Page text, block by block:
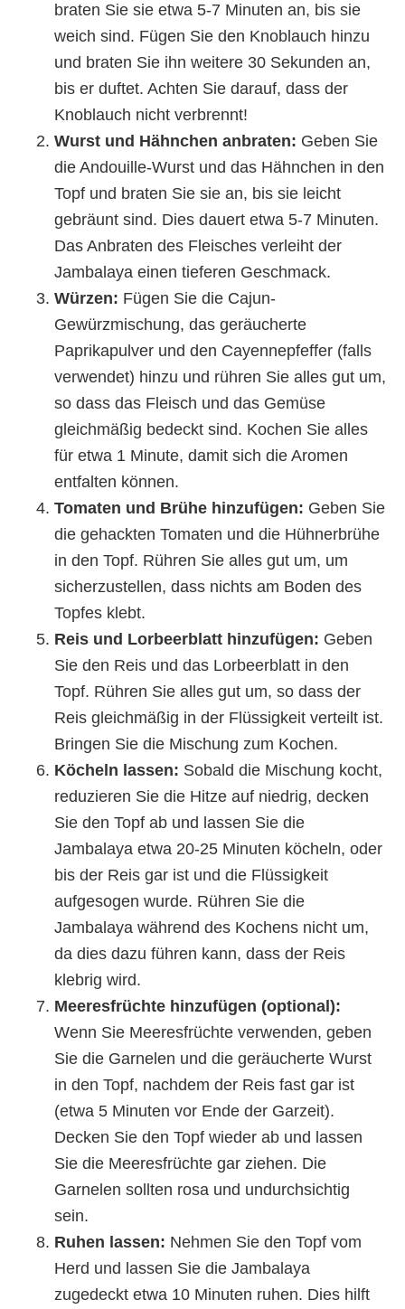
braten Sie sie etwa 5-7 Minuten an, bis sie
weich sind. Fügen Sie den Knoblauch hinzu
und braten Sie ihn weitere 30 Sekunden an,
bis er duftet. Achten Sie darauf, dass der
Knoblauch nicht verbrennt!
Wurst und Hähnchen anbraten: Geben Sie
die Andouille-Wurst und das Hähnchen in den
Topf und braten Sie sie an, bis sie leicht
gebräunt sind. Dies dauert etwa 5-7 Minuten.
Das Anbraten des Fleisches verleiht der
Jambalaya einen tieferen Geschmack.
Würzen: Fügen Sie die Cajun-
Gewürzmischung, das geräucherte
Paprikapulver und den Cayennepfeffer (falls
verwendet) hinzu und rühren Sie alles gut um,
so dass das Fleisch und das Gemüse
gleichmäßig bedeckt sind. Kochen Sie alles
für etwa 1 Minute, damit sich die Aromen
entfalten können.
Tomaten und Brühe hinzufügen: Geben Sie
die gehackten Tomaten und die Hühnerbrühe
in den Topf. Rühren Sie alles gut um, um
sicherzustellen, dass nichts am Boden des
Topfes klebt.
Reis und Lorbeerblatt hinzufügen: Geben
Sie den Reis und das Lorbeerblatt in den
Topf. Rühren Sie alles gut um, so dass der
Reis gleichmäßig in der Flüssigkeit verteilt ist.
Bringen Sie die Mischung zum Kochen.
Köcheln lassen: Sobald die Mischung kocht,
reduzieren Sie die Hitze auf niedrig, decken
Sie den Topf ab und lassen Sie die
Jambalaya etwa 20-25 Minuten köcheln, oder
bis der Reis gar ist und die Flüssigkeit
aufgesogen wurde. Rühren Sie die
Jambalaya während des Kochens nicht um,
da dies dazu führen kann, dass der Reis
klebrig wird.
Meeresfrüchte hinzufügen (optional):
Wenn Sie Meeresfrüchte verwenden, geben
Sie die Garnelen und die geräucherte Wurst
in den Topf, nachdem der Reis fast gar ist
(etwa 5 Minuten vor Ende der Garzeit).
Decken Sie den Topf wieder ab und lassen
Sie die Meeresfrüchte gar ziehen. Die
Garnelen sollten rosa und undurchsichtig
sein.
Ruhen lassen: Nehmen Sie den Topf vom
Herd und lassen Sie die Jambalaya
zugedeckt etwa 10 Minuten ruhen. Dies hilft